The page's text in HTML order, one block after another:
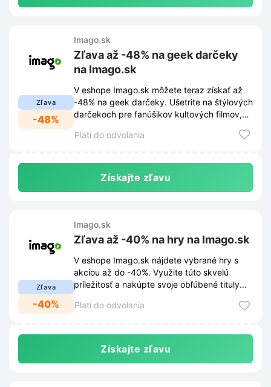
Zľava
-48%
Imago.sk
Zľava až -48% na geek darčeky
na Imago.sk
V eshope Imago.sk môžete teraz získať až
-48% na geek darčeky. Ušetrite na štýlových
darčekoch pre fanúšikov kultových filmov,
Platí do odvolania
Získajte zľavu
Zľava
-40%
Imago.sk
Zľava až -40% na hry na Imago.sk
V eshope Imago.sk nájdete vybrané hry s
akciou až do -40%. Využite túto skvelú
príležitosť a nakúpte svoje obľúbené tituly
Platí do odvolania
Získajte zľavu